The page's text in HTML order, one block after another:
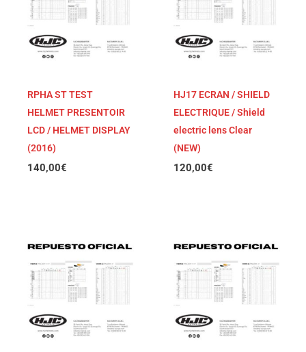
RPHA ST TEST
HELMET PRESENTOIR
LCD / HELMET DISPLAY
(2016)
140,00€
HJ17 ECRAN / SHIELD
ELECTRIQUE / Shield
electric lens Clear
(NEW)
120,00€